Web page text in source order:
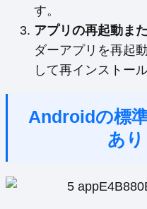
す。
アプリの再起動ま
ダーアプリを再起
して再インストー
Androidの標
あ